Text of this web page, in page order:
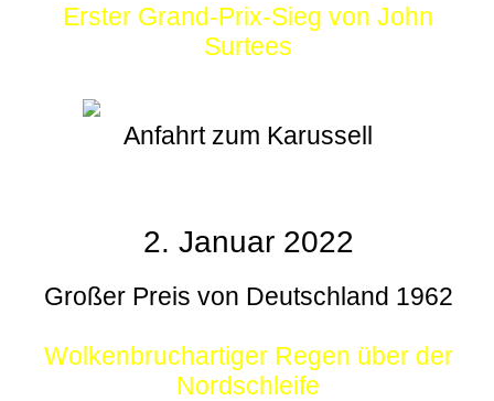
Erster Grand-Prix-Sieg von John
Surtees
Anfahrt zum Karussell
2. Januar 2022
Großer Preis von Deutschland 1962
Wolkenbruchartiger Regen über der
Nordschleife